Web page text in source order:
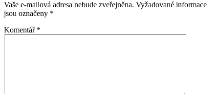
Vaše e-mailová adresa nebude zveřejněna. Vyžadované informace
jsou označeny *
Komentář *